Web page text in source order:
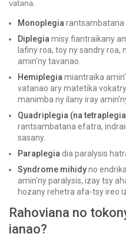
vatana.
Monoplegia rantsambatana
Diplegia misy fiantraikany
lafiny roa, toy ny sandry roa,
amin'ny tavanao.
Hemiplegia miantraika
vatanao ary matetika
manimba ny ilany iray
Quadriplegia (na
rantsambatana efatra,
sasany.
Paraplegia dia paralysis
Syndrome mihidyno
amin'ny paralysis, izay tsy
hozany rehetra afa-tsy ireo
Rahoviana no
ianao?